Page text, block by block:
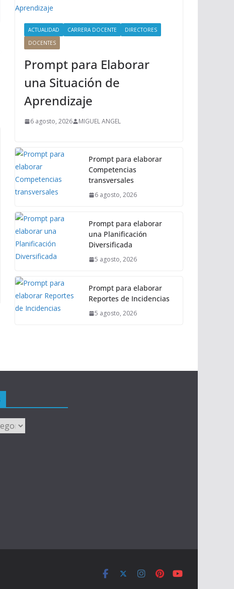
i
ACTUALIDAD CARRERA DOCENTE
DIRECTORES
DOCENTES
Prompt para Elaborar
una Situación de
Aprendizaje
6 agosto, 2026 MIGUEL ANGEL
Prompt para elaborar
Competencias
transversales
6 agosto, 2026
Prompt para elaborar
una Planificación
Diversificada
5 agosto, 2026
Prompt para elaborar
Reportes de Incidencias
5 agosto, 2026